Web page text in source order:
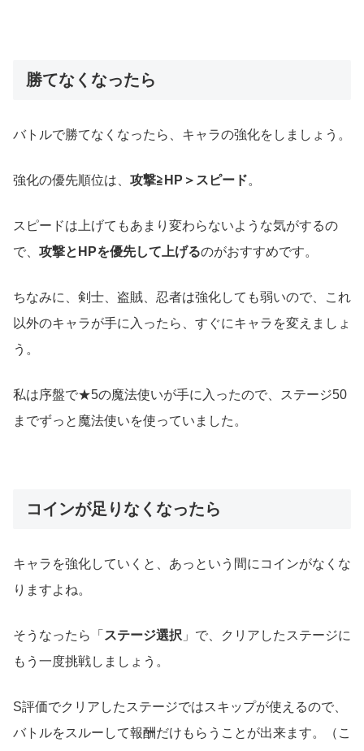
勝てなくなったら
バトルで勝てなくなったら、キャラの強化をしましょう。
強化の優先順位は、 攻撃≧HP＞スピード。
スピードは上げてもあまり変わらないような気がするの
で、 攻撃とHPを優先して上げるのがおすすめです。
ちなみに、剣士、盗賊、忍者は強化しても弱いので、これ
以外のキャラが手に入ったら、すぐにキャラを変えましょ
う。
私は序盤で★5の魔法使いが手に入ったので、ステージ50
までずっと魔法使いを使っていました。
コインが足りなくなったら
キャラを強化していくと、あっという間にコインがなくな
りますよね。
そうなったら「 ステージ選択 」で、クリアしたステージに
もう一度挑戦しましょう。
S評価でクリアしたステージではスキップが使えるので、
バトルをスルーして報酬だけもらうことが出来ます。（こ